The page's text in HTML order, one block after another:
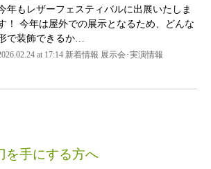
年もレザーフェスティバルに出展いたしま
！ 今年は屋外での展示となるため、どんな
で装飾できるか…
at 17:14 新着情報 展示会･実演情報
を手にする方へ